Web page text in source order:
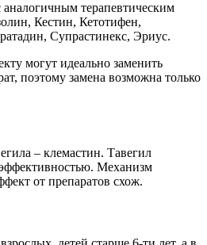
аналогичным терапевтическим
Кестин, Кетотифен,
Супрастинекс, Эриус.
могут идеально заменить
поэтому замена возможна только
– клемастин. Тавегил
Механизм
от препаратов схож.